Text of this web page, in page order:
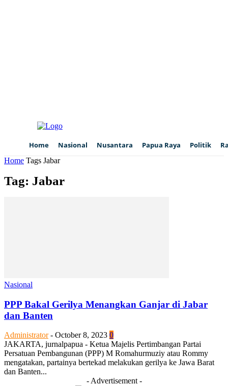
Home Nasional Nusantara Papua Raya Politik
Home Tags Jabar
Tag: Jabar
Nasional
PPP Bakal Gerilya Menangkan Ganjar di Jabar
dan Banten
Administrator - October 8, 2023 0
JAKARTA, jurnalpapua - Ketua Majelis Pertimbangan Partai
Persatuan Pembangunan (PPP) M Romahurmuziy atau Rommy
mengatakan, partainya bertekad melakukan gerilya ke Jawa Barat
dan Banten...
- Advertisement -